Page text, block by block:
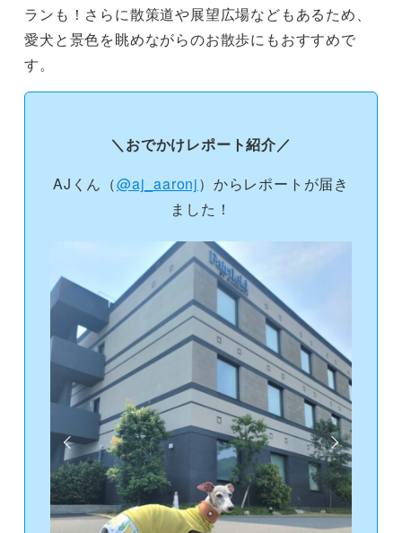
ランも！さらに散策道や展望広場などもあるため、
愛犬と景色を眺めながらのお散歩にもおすすめで
す。
＼おでかけレポート紹介／
AJくん（@aj_aaronj）からレポートが届き
ました！